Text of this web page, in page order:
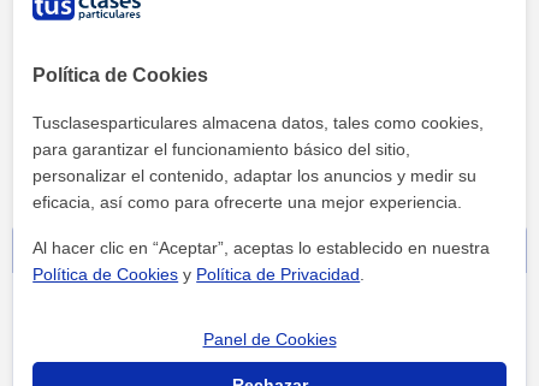
Contacta sin compromiso
Política de Cookies
Tusclasesparticulares almacena datos, tales como cookies,
para garantizar el funcionamiento básico del sitio,
personalizar el contenido, adaptar los anuncios y medir su
eficacia, así como para ofrecerte una mejor experiencia.
Al hacer clic en “Aceptar”, aceptas lo establecido en nuestra
Política de Cookies y Política de Privacidad
Panel de Cookies